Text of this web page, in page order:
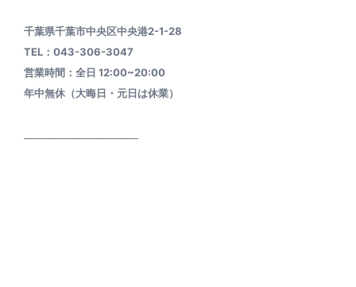
千葉県千葉市中央区中央港2-1-28
TEL：043-306-3047
営業時間：全日 12:00~20:00
年中無休（大晦日・元日は休業）